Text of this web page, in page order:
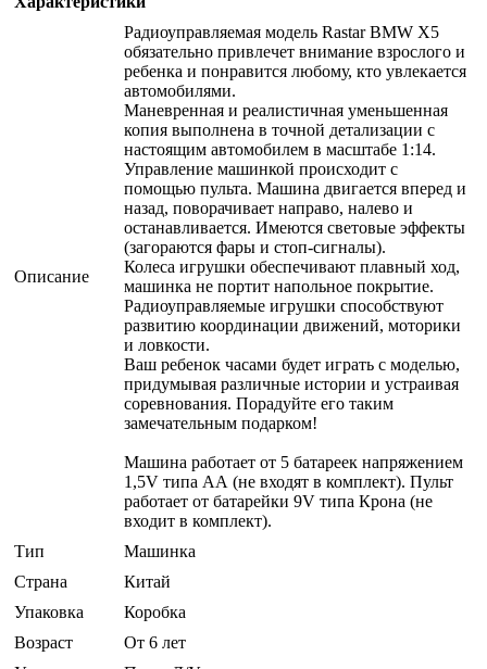
Описание
Радиоуправляемая модель Rastar BMW X5
обязательно привлечет внимание взрослого и
ребенка и понравится любому, кто увлекается
автомобилями.
Маневренная и реалистичная уменьшенная
копия выполнена в точной детализации с
настоящим автомобилем в масштабе 1:14.
Управление машинкой происходит с
помощью пульта. Машина двигается вперед и
назад, поворачивает направо, налево и
останавливается. Имеются световые эффекты
(загораются фары и стоп-сигналы).
Колеса игрушки обеспечивают плавный ход,
машинка не портит напольное покрытие.
Радиоуправляемые игрушки способствуют
развитию координации движений, моторики
и ловкости.
Ваш ребенок часами будет играть с моделью,
придумывая различные истории и устраивая
соревнования. Порадуйте его таким
замечательным подарком!
Машина работает от 5 батареек напряжением
1,5V типа АА (не входят в комплект). Пульт
работает от батарейки 9V типа Крона (не
входит в комплект).
Тип
Машинка
Страна
Китай
Упаковка
Коробка
Возраст
От 6 лет